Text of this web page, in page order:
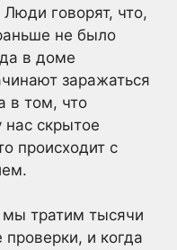
Люди говорят, что,
не было
в доме
заражаться
в том, что
скрытое
происходит с
тратим тысячи
и когда